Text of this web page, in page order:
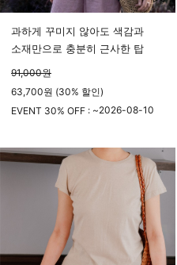
과하게 꾸미지 않아도 색감과
소재만으로 충분히 근사한 탑
91,000원
63,700원 (30% 할인)
EVENT 30% OFF : ~2026-08-10